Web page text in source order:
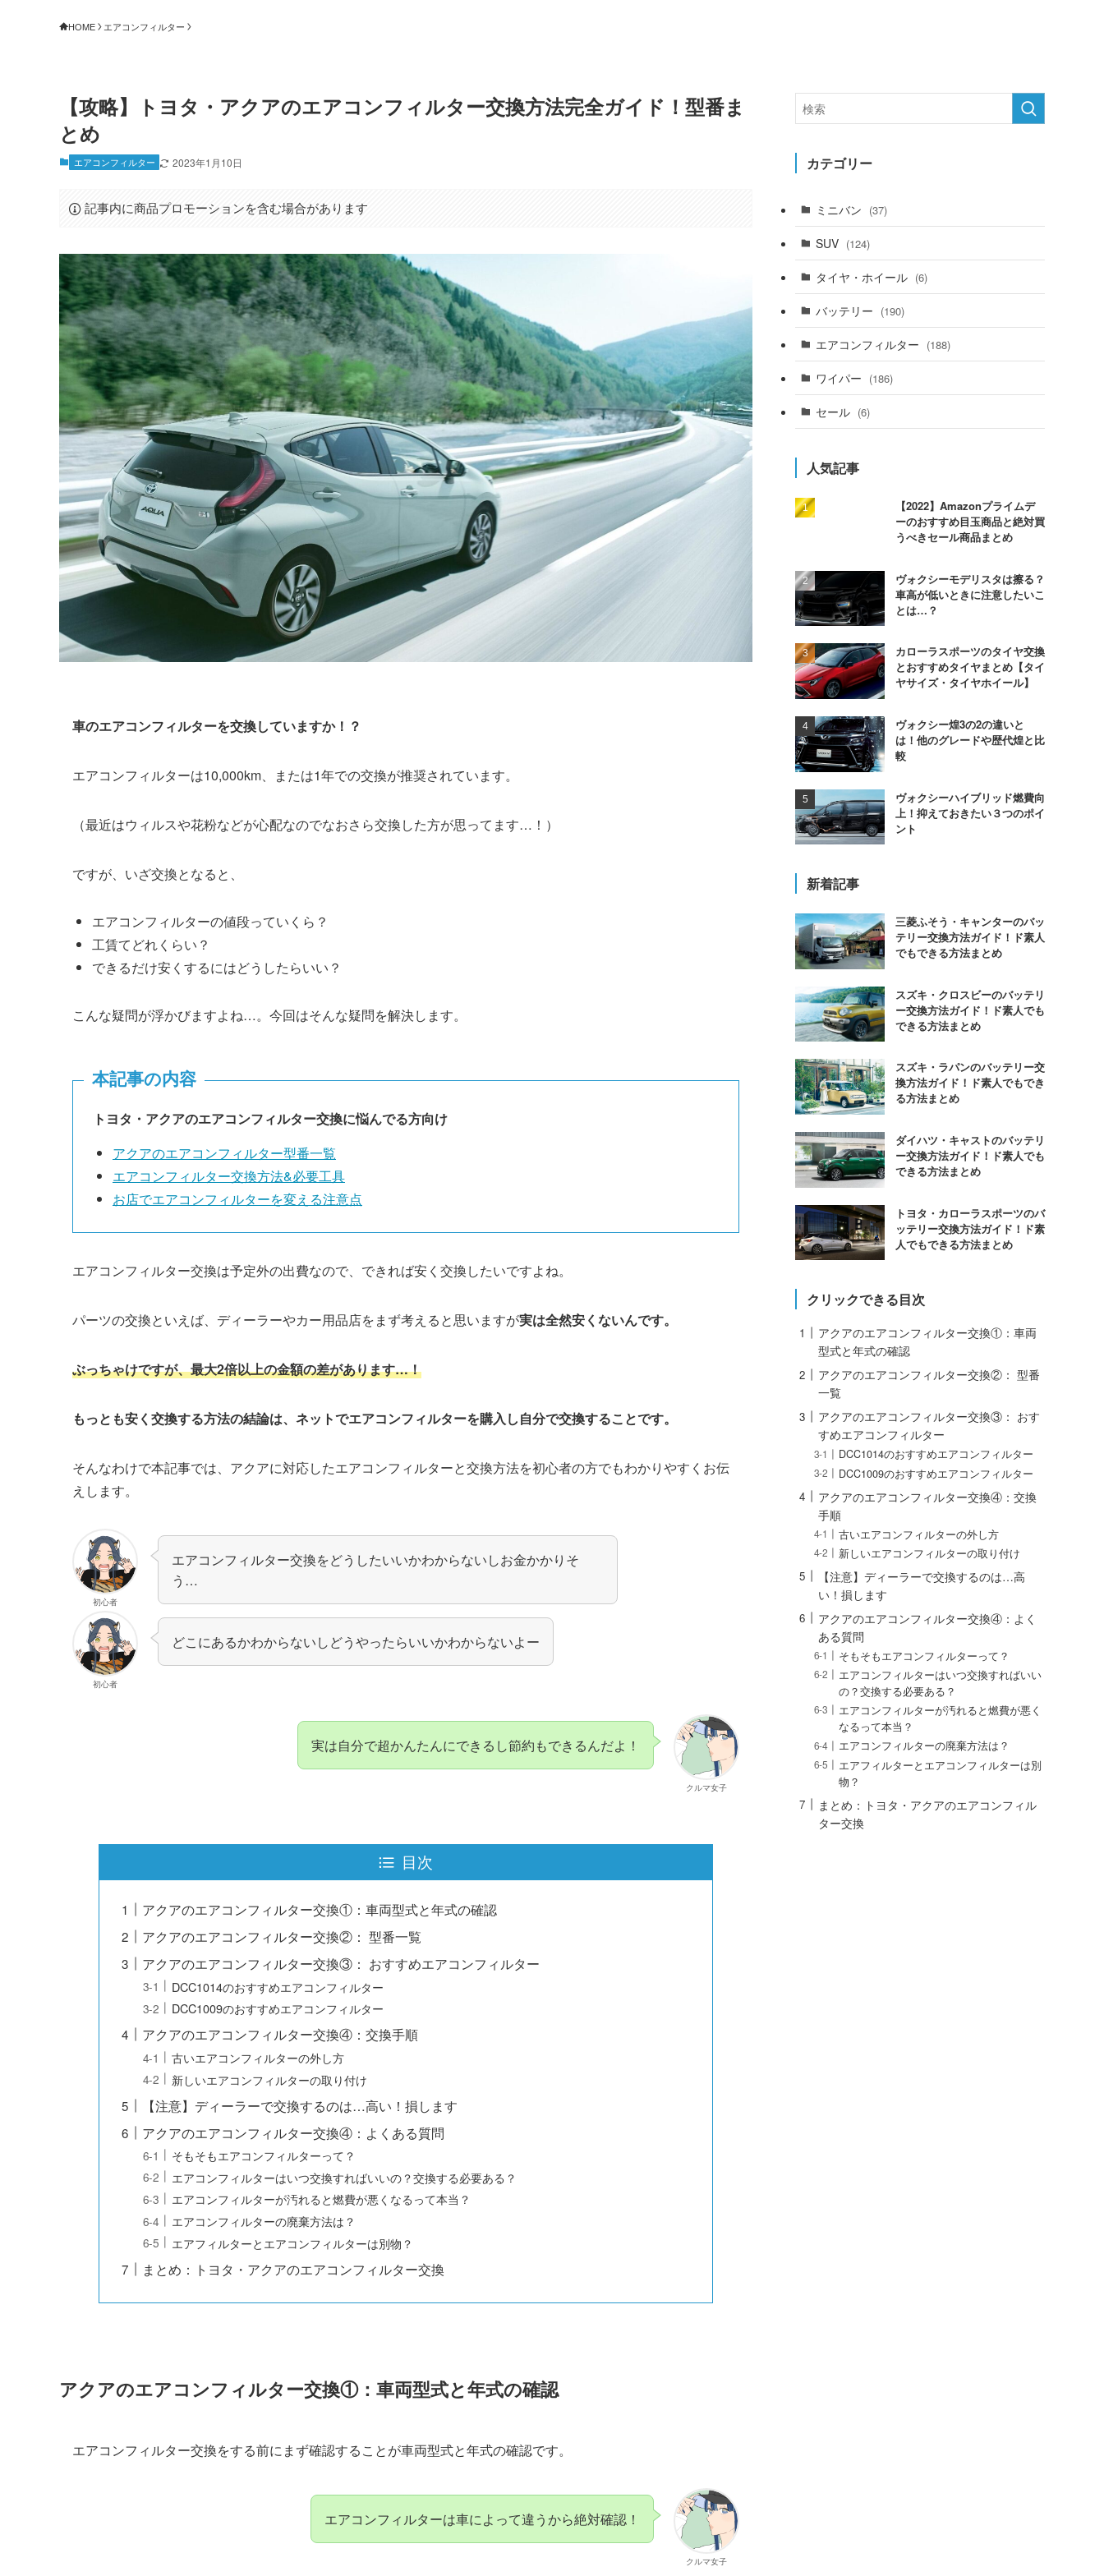
HOME エアコンフィルター
【攻略】トヨタ・アクアのエアコンフィルター交換方法完全ガイド！型番ま
とめ
エアコンフィルター 2023年1月10日
記事内に商品プロモーションを含む場合があります
車のエアコンフィルターを交換していますか！？
エアコンフィルターは10,000km、または1年での交換が推奨されています。
（最近はウィルスや花粉などが心配なのでなおさら交換した方が思ってます…！）
ですが、いざ交換となると、
エアコンフィルターの値段っていくら？
工賃てどれくらい？
できるだけ安くするにはどうしたらいい？
こんな疑問が浮かびますよね…。今回はそんな疑問を解決します。
本記事の内容
トヨタ・アクアのエアコンフィルター交換に悩んでる方向け
アクアのエアコンフィルター型番一覧
エアコンフィルター交換方法&必要工具
お店でエアコンフィルターを変える注意点
エアコンフィルター交換は予定外の出費なので、できれば安く交換したいですよね。
パーツの交換といえば、ディーラーやカー用品店をまず考えると思いますが実は全然安くないんです。
ぶっちゃけですが、最大2倍以上の金額の差があります…！
もっとも安く交換する方法の結論は、ネットでエアコンフィルターを購入し自分で交換することです。
そんなわけで本記事では、アクアに対応したエアコンフィルターと交換方法を初心者の方でもわかりやすくお伝
えします。
初心者
エアコンフィルター交換をどうしたいいかわからないしお金かかりそ
う…
初心者
どこにあるかわからないしどうやったらいいかわからないよー
クルマ女子
実は自分で超かんたんにできるし節約もできるんだよ！
目次
アクアのエアコンフィルター交換①：車両型式と年式の確認
アクアのエアコンフィルター交換②： 型番一覧
アクアのエアコンフィルター交換③： おすすめエアコンフィルター
DCC1014のおすすめエアコンフィルター
DCC1009のおすすめエアコンフィルター
アクアのエアコンフィルター交換④：交換手順
古いエアコンフィルターの外し方
新しいエアコンフィルターの取り付け
【注意】ディーラーで交換するのは…高い！損します
アクアのエアコンフィルター交換④：よくある質問
そもそもエアコンフィルターって？
エアコンフィルターはいつ交換すればいいの？交換する必要ある？
エアコンフィルターが汚れると燃費が悪くなるって本当？
エアコンフィルターの廃棄方法は？
エアフィルターとエアコンフィルターは別物？
まとめ：トヨタ・アクアのエアコンフィルター交換
アクアのエアコンフィルター交換①：車両型式と年式の確認
エアコンフィルター交換をする前にまず確認することが車両型式と年式の確認です。
クルマ女子
エアコンフィルターは車によって違うから絶対確認！
カテゴリー
ミニバン (37)
SUV (124)
タイヤ・ホイール (6)
バッテリー (190)
エアコンフィルター (188)
ワイパー (186)
セール (6)
人気記事
【2022】Amazonプライムデ
ーのおすすめ目玉商品と絶対買
うべきセール商品まとめ
ヴォクシーモデリスタは擦る？
車高が低いときに注意したいこ
とは…？
カローラスポーツのタイヤ交換
とおすすめタイヤまとめ【タイ
ヤサイズ・タイヤホイール】
ヴォクシー煌3の2の違いと
は！他のグレードや歴代煌と比
較
ヴォクシーハイブリッド燃費向
上！抑えておきたい３つのポイ
ント
新着記事
三菱ふそう・キャンターのバッ
テリー交換方法ガイド！ド素人
でもできる方法まとめ
スズキ・クロスビーのバッテリ
ー交換方法ガイド！ド素人でも
できる方法まとめ
スズキ・ラパンのバッテリー交
換方法ガイド！ド素人でもでき
る方法まとめ
ダイハツ・キャストのバッテリ
ー交換方法ガイド！ド素人でも
できる方法まとめ
トヨタ・カローラスポーツのバ
ッテリー交換方法ガイド！ド素
人でもできる方法まとめ
クリックできる目次
アクアのエアコンフィルター交換①：車両
型式と年式の確認
アクアのエアコンフィルター交換②： 型番
一覧
アクアのエアコンフィルター交換③： おす
すめエアコンフィルター
DCC1014のおすすめエアコンフィルター
DCC1009のおすすめエアコンフィルター
アクアのエアコンフィルター交換④：交換
手順
古いエアコンフィルターの外し方
新しいエアコンフィルターの取り付け
【注意】ディーラーで交換するのは…高
い！損します
アクアのエアコンフィルター交換④：よく
ある質問
そもそもエアコンフィルターって？
エアコンフィルターはいつ交換すればいい
の？交換する必要ある？
エアコンフィルターが汚れると燃費が悪く
なるって本当？
エアコンフィルターの廃棄方法は？
エアフィルターとエアコンフィルターは別
物？
まとめ：トヨタ・アクアのエアコンフィル
ター交換